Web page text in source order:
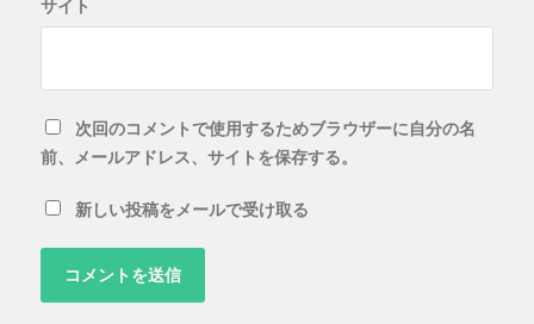
サイト
次回のコメントで使用するためブラウザーに自分の名
前、メールアドレス、サイトを保存する。
新しい投稿をメールで受け取る